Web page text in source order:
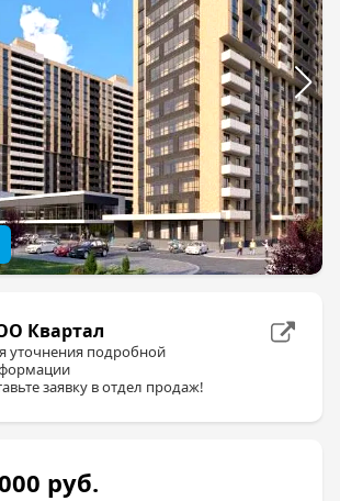
Квартал
уточнения подробной
заявку в отдел продаж!
руб.